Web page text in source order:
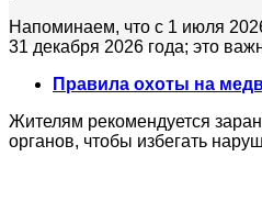
Напоминаем, что с 1 июля
31 декабря 2026 года; это
Правила охоты на
Жителям рекомендуется
органов, чтобы избегать